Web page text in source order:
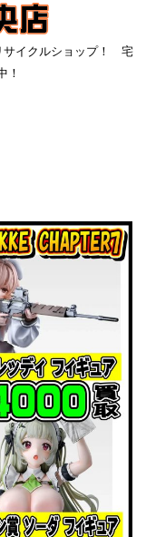
サイクルショップ！ 宅
！